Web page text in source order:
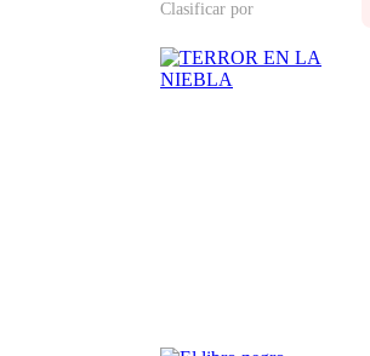
Clasificar por